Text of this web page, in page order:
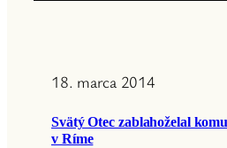
18. marca 2014
Svätý Otec zablahoželal
v Ríme